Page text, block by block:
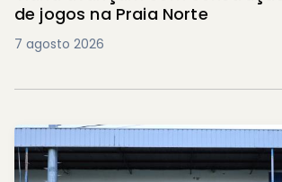
de jogos na Praia Norte
7 agosto 2026